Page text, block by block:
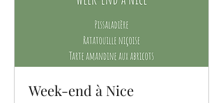
Week-end à Nice